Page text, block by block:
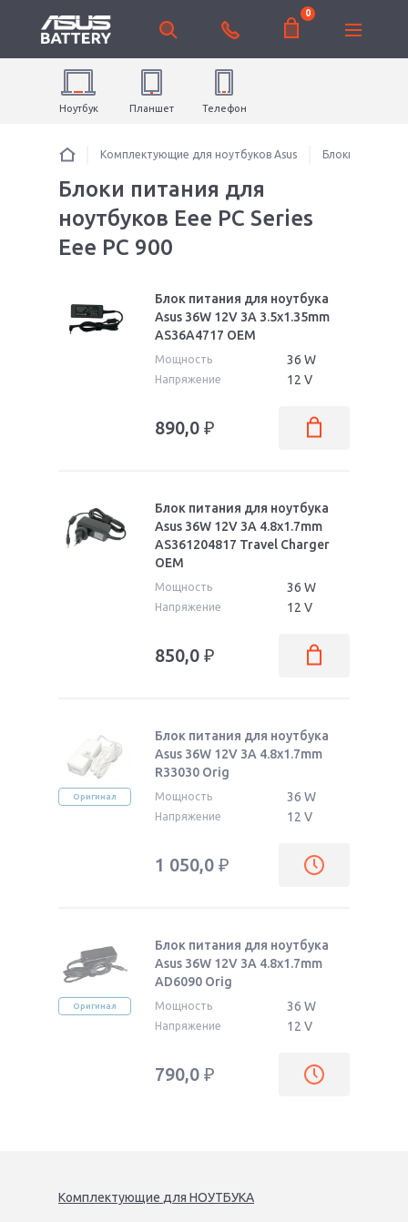
0
Ноутбук Планшет Телефон
Комплектующие для ноутбуков Asus Блоки питания
Блоки питания для
ноутбуков Eee PC Series
Eee PC 900
Блок питания для ноутбука
Asus 36W 12V 3A 3.5x1.35mm
AS36A4717 OEM
Мощность 36 W
Напряжение 12 V
890,0 ₽
Блок питания для ноутбука
Asus 36W 12V 3A 4.8x1.7mm
AS361204817 Travel Charger
OEM
Мощность 36 W
Напряжение 12 V
850,0 ₽
Оригинал
Блок питания для ноутбука
Asus 36W 12V 3A 4.8x1.7mm
R33030 Orig
Мощность 36 W
Напряжение 12 V
1 050,0 ₽
Оригинал
Блок питания для ноутбука
Asus 36W 12V 3A 4.8x1.7mm
AD6090 Orig
Мощность 36 W
Напряжение 12 V
790,0 ₽
Комплектующие для НОУТБУКА